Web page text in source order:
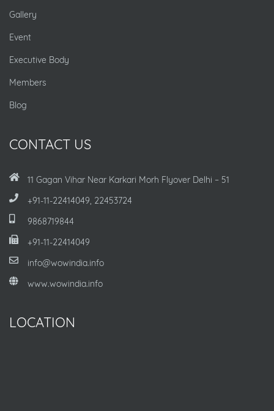
Gallery
Event
Executive Body
Members
Blog
CONTACT US
11 Gagan Vihar Near Karkari Morh Flyover Delhi – 51
+91-11-22414049, 22453724
9868719844
+91-11-22414049
info@wowindia.info
www.wowindia.info
LOCATION